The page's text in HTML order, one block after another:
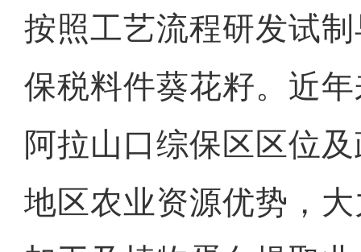
按照工艺流程研发试
保税料件葵花籽。近
阿拉山口综保区区位
地区农业资源优势，